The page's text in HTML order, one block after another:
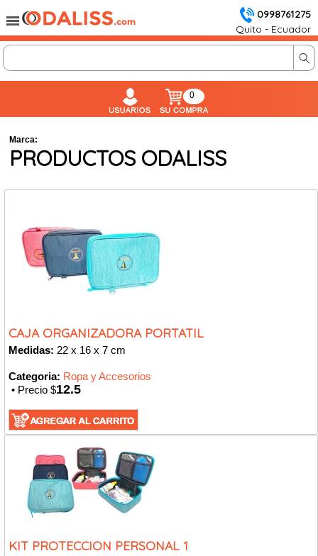
0998761275
Quito - Ecuador
0
Marca:
PRODUCTOS ODALISS
CAJA ORGANIZADORA PORTATIL
Medidas: 22 x 16 x 7 cm
Categoria: Ropa y Accesorios
• Precio $12.5
KIT PROTECCION PERSONAL 1